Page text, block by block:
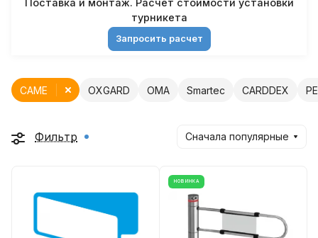
Поставка и монтаж. Расчет стоимости установки
турникета
Запросить расчет
OXGARD OMA Smartec CARDDEX
CAME
Фильтр Сначала популярные
НОВИНКА